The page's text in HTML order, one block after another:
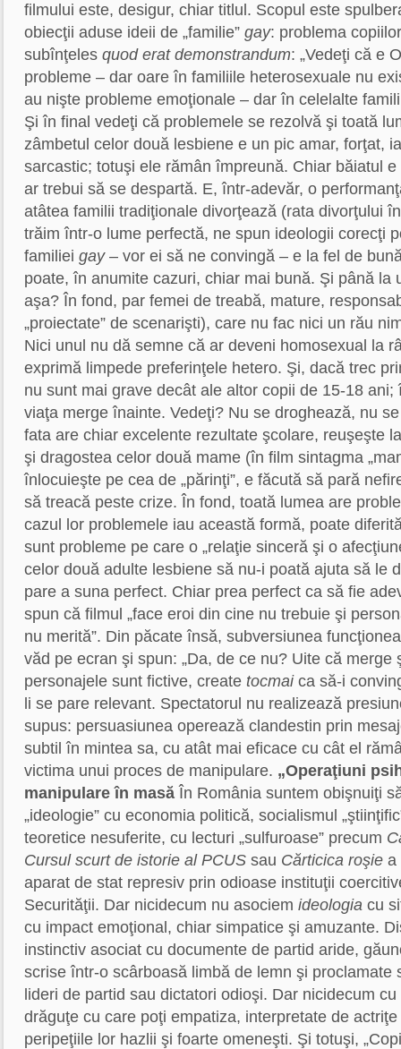
filmului este, desigur, chiar titlul. Scopul este
obiecţii aduse ideii de „familie” gay: problema
subînţeles quod erat demonstrandum: „Vedeţi că e
probleme – dar oare în familiile heterosexuale nu
au nişte probleme emoţionale – dar în celelalte
Şi în final vedeţi că problemele se rezolvă şi toată
zâmbetul celor două lesbiene e un pic amar, forţat,
sarcastic; totuşi ele rămân împreună. Chiar băiatul
ar trebui să se despartă. E, într-adevăr, o
atâtea familii tradiţionale divorţează (rata divorţului
trăim într-o lume perfectă, ne spun ideologii corecţi
familiei gay– vor ei să ne convingă – e la fel de
poate, în anumite cazuri, chiar mai bună. Şi până la
aşa? În fond, par femei de treabă, mature,
„proiectate” de scenarişti), care nu fac nici un rău
Nici unul nu dă semne că ar deveni homosexual la
exprimă limpede preferinţele hetero. Şi, dacă trec
nu sunt mai grave decât ale altor copii de 15-18
viaţa merge înainte. Vedeţi? Nu se droghează, nu
fata are chiar excelente rezultate şcolare, reuşeşte
şi dragostea celor două mame (în film sintagma
înlocuieşte pe cea de „părinţi”, e făcută să pară
să treacă peste crize. În fond, toată lumea are
cazul lor problemele iau această formă, poate
sunt probleme pe care o „relaţie sinceră şi o
celor două adulte lesbiene să nu-i poată ajuta să le
pare a suna perfect. Chiar prea perfect ca să fie
spun că filmul „face eroi din cine nu trebuie şi
nu merită”. Din păcate însă, subversiunea
văd pe ecran şi spun: „Da, de ce nu? Uite că merge
personajele sunt fictive, create tocmaica să-i
li se pare relevant. Spectatorul nu realizează
supus: persuasiunea operează clandestin prin
subtil în mintea sa, cu atât mai eficace cu cât el
victima unui proces de manipulare. „Operaţiuni
manipulare în masă În România suntem obişnuiţi
„ideologie” cu economia politică, socialismul
teoretice nesuferite, cu lecturi „sulfuroase” precum
Cursul scurt de istorie al PCUS sau Cărticica roşie a
aparat de stat represiv prin odioase instituţii
Securităţii. Dar nicidecum nu asociem ideologia cu
cu impact emoţional, chiar simpatice şi amuzante.
instinctiv asociat cu documente de partid aride,
scrise într-o scârboasă limbă de lemn şi proclamate
lideri de partid sau dictatori odioşi. Dar nicidecum
drăguţe cu care poţi empatiza, interpretate de
peripeţiile lor hazlii şi foarte omeneşti. Şi totuşi,